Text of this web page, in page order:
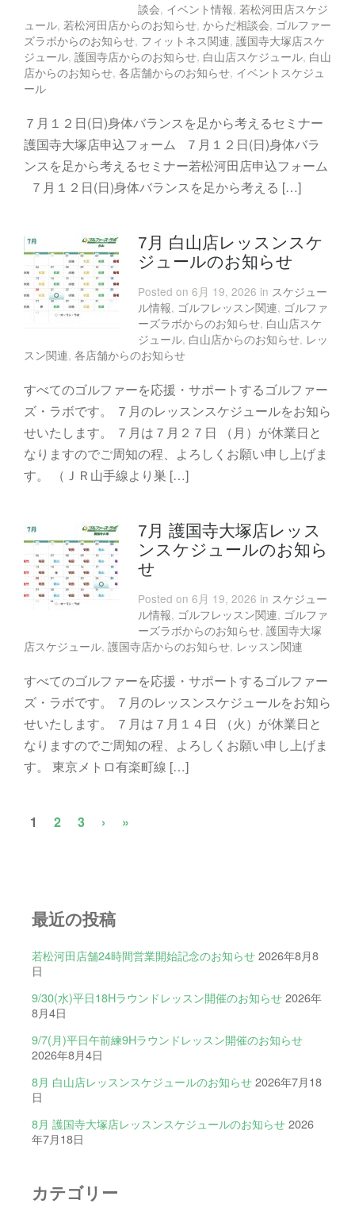
談会, イベント情報, 若松河田店スケジ
ュール, 若松河田店からのお知らせ, からだ相談会, ゴルファー
ズラボからのお知らせ, フィットネス関連, 護国寺大塚店スケ
ジュール, 護国寺店からのお知らせ, 白山店スケジュール, 白山
店からのお知らせ, 各店舗からのお知らせ, イベントスケジュ
ール
７月１２日(日)身体バランスを足から考えるセミナー
護国寺大塚店申込フォーム ７月１２日(日)身体バラ
ンスを足から考えるセミナー若松河田店申込フォーム
７月１２日(日)身体バランスを足から考える […]
7月 白山店レッスンスケ
ジュールのお知らせ
Posted on 6月 19, 2026 in スケジュー
ル情報, ゴルフレッスン関連, ゴルファ
ーズラボからのお知らせ, 白山店スケ
ジュール, 白山店からのお知らせ, レッ
スン関連, 各店舗からのお知らせ
すべてのゴルファーを応援・サポートするゴルファー
ズ・ラボです。 ７月のレッスンスケジュールをお知ら
せいたします。 ７月は７月２７日 （月）が休業日と
なりますのでご周知の程、よろしくお願い申し上げま
す。 （ＪＲ山手線より巣 […]
7月 護国寺大塚店レッス
ンスケジュールのお知ら
せ
Posted on 6月 19, 2026 in スケジュー
ル情報, ゴルフレッスン関連, ゴルファ
ーズラボからのお知らせ, 護国寺大塚
店スケジュール, 護国寺店からのお知らせ, レッスン関連
すべてのゴルファーを応援・サポートするゴルファー
ズ・ラボです。 ７月のレッスンスケジュールをお知ら
せいたします。 ７月は７月１４日 （火）が休業日と
なりますのでご周知の程、よろしくお願い申し上げま
す。 東京メトロ有楽町線 […]
1 2 3 › »
最近の投稿
若松河田店舗24時間営業開始記念のお知らせ 2026年8月8
日
9/30(水)平日18Hラウンドレッスン開催のお知らせ 2026年
8月4日
9/7(月)平日午前練9Hラウンドレッスン開催のお知らせ
2026年8月4日
8月 白山店レッスンスケジュールのお知らせ 2026年7月18
日
8月 護国寺大塚店レッスンスケジュールのお知らせ 2026
年7月18日
カテゴリー